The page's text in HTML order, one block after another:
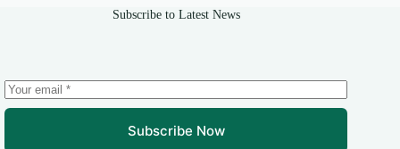
Subscribe to Latest News
Subscribe Now